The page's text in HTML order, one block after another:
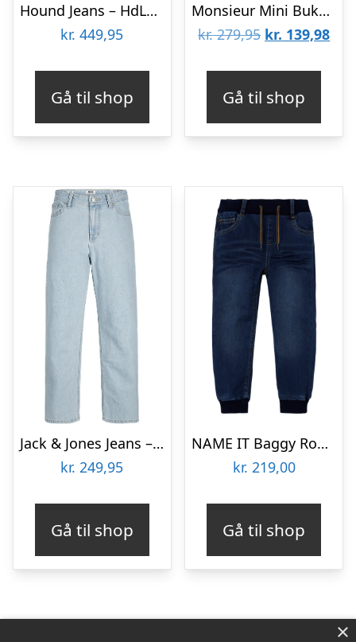
Hound Jeans – HdLoui – Baggy – Dark Blue Denim
kr. 449,95
Gå til shop
Monsieur Mini Bukser – Baggy Waffle – Brown Suger
kr.279,95 Den
var:
kr. 279,95.
kr. 139,98Den
kr.
Gå til shop
Jack & Jones Jeans – Baggy – Noos – JjiAlex – Blue Denim
kr. 249,95
Gå til shop
NAME IT Baggy Round Jeans Ben Dark Blue Denim
kr. 219,00
Gå til shop
×